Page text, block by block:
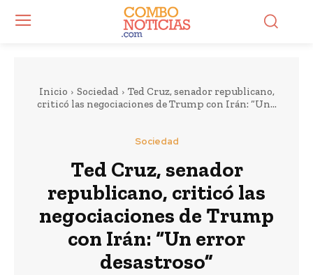
Inicio Sociedad
Ted Cruz, senador republicano,
criticó las negociaciones de Trump con Irán: “Un...
Sociedad
Ted Cruz, senador
republicano, criticó las
negociaciones de Trump
con Irán: “Un error
desastroso”